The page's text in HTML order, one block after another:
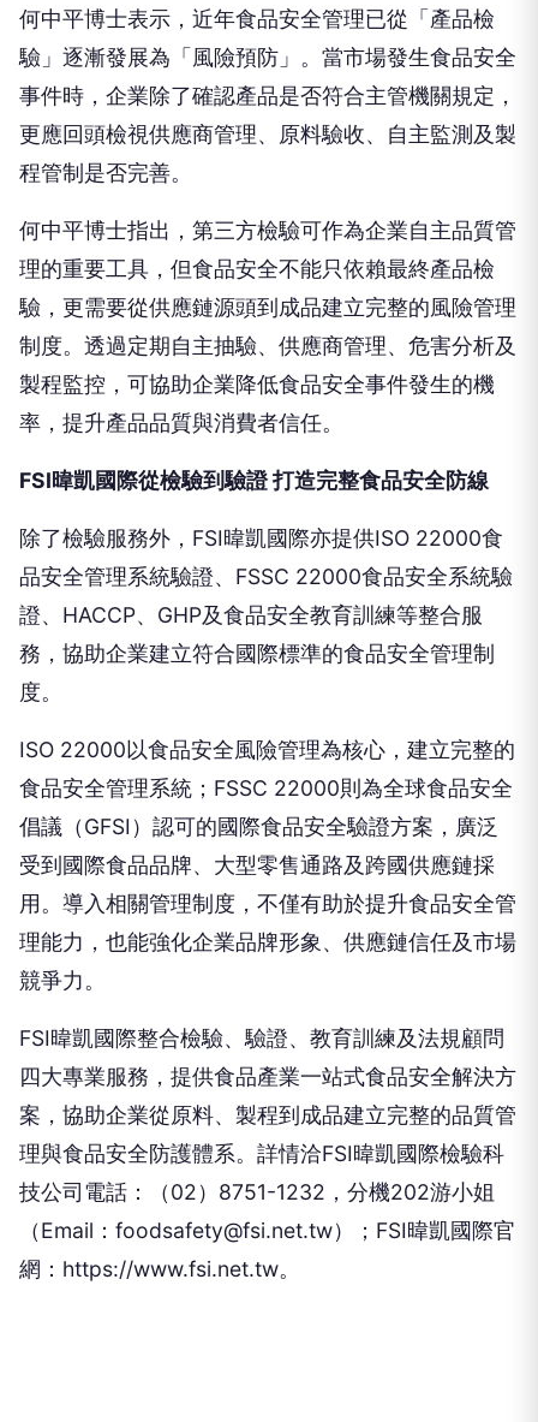
何中平博士表示，近年食品安全管理已從「產品檢
驗」逐漸發展為「風險預防」。當市場發生食品安全
事件時，企業除了確認產品是否符合主管機關規定，
更應回頭檢視供應商管理、原料驗收、自主監測及製
程管制是否完善。
何中平博士指出，第三方檢驗可作為企業自主品質管
理的重要工具，但食品安全不能只依賴最終產品檢
驗，更需要從供應鏈源頭到成品建立完整的風險管理
制度。透過定期自主抽驗、供應商管理、危害分析及
製程監控，可協助企業降低食品安全事件發生的機
率，提升產品品質與消費者信任。
FSI暐凱國際從檢驗到驗證 打造完整食品安全防線
除了檢驗服務外，FSI暐凱國際亦提供ISO 22000食
品安全管理系統驗證、FSSC 22000食品安全系統驗
證、HACCP、GHP及食品安全教育訓練等整合服
務，協助企業建立符合國際標準的食品安全管理制
度。
ISO 22000以食品安全風險管理為核心，建立完整的
食品安全管理系統；FSSC 22000則為全球食品安全
倡議（GFSI）認可的國際食品安全驗證方案，廣泛
受到國際食品品牌、大型零售通路及跨國供應鏈採
用。導入相關管理制度，不僅有助於提升食品安全管
理能力，也能強化企業品牌形象、供應鏈信任及市場
競爭力。
FSI暐凱國際整合檢驗、驗證、教育訓練及法規顧問
四大專業服務，提供食品產業一站式食品安全解決方
案，協助企業從原料、製程到成品建立完整的品質管
理與食品安全防護體系。詳情洽FSI暐凱國際檢驗科
技公司電話：（02）8751-1232，分機202游小姐
（Email：foodsafety@fsi.net.tw）；FSI暐凱國際官
網：https://www.fsi.net.tw。